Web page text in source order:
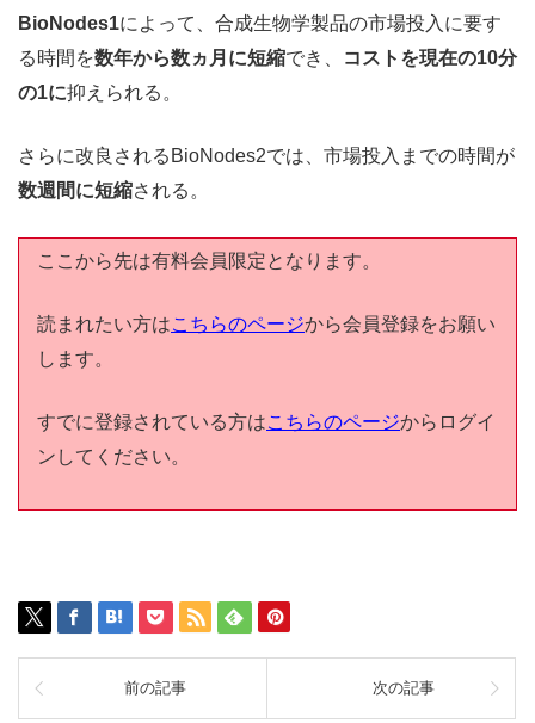
BioNodes1によって、合成生物学製品の市場投入に要す
る時間を数年から数ヵ月に短縮でき、
コストを現在の10分
の1に抑えられる。
さらに改良されるBioNodes2では、市場投入までの時間が
数週間に短縮される。
ここから先は有料会員限定となります。
読まれたい方はこちらのページから会員登録をお願い
します。
すでに登録されている方はこちらのページからログイ
ンしてください。
前の記事 次の記事